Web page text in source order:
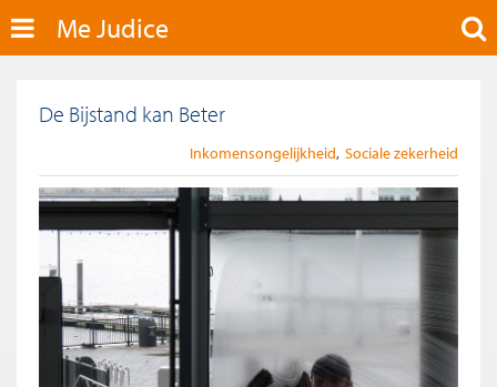
Me Judice
De Bijstand kan Beter
Inkomensongelijkheid Sociale zekerheid